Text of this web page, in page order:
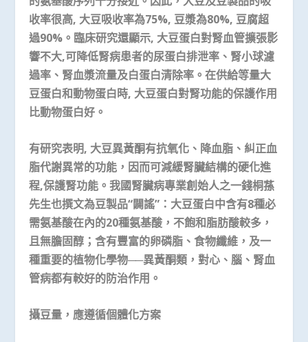
收率很高, 大豆吸收率為75%, 豆漿為80%, 豆腐超
過90% 。臨床研究還顯示, 大豆蛋白對腎血管擴張影
響不大,可降低腎病患者的尿蛋白排泄率、腎小球濾
過率、腎血漿流量及白蛋白清除率。在供給等量大
豆蛋白和動物蛋白時, 大豆蛋白對腎功能的保護作用
比動物蛋白好。
有研究表明, 大豆異黃酮有抗氧化、降血脂、糾正血
脂代謝異常的功能，因而可減緩腎臟結構的硬化進
程,保護腎功能。我國腎臟病專業創始人之一錢桐蓀
先生也撰文為豆製品“闢謠”：大豆蛋白中含有8種必
需氨基酸在內的20種氨基酸，不飽和脂肪酸較多，
且無膽固醇；含有豐富的卵磷脂、食物纖維，及一
種重要的植物化學物──異黃酮類，對心、腦、腎血
管病都有較好的防治作用。
攝豆量，應遵循個體化方案